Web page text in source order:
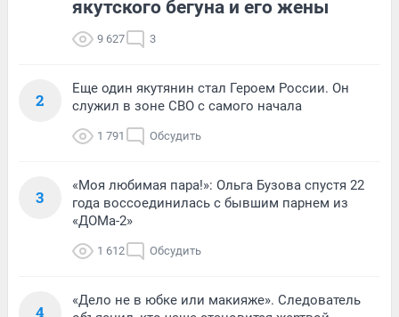
якутского бегуна и его жены
9 627 3
2
Еще один якутянин стал Героем России. Он
служил в зоне СВО с самого начала
1 791 Обсудить
3
«Моя любимая пара!»: Ольга Бузова спустя 22
года воссоединилась с бывшим парнем из
«ДОМа-2»
1 612 Обсудить
4
«Дело не в юбке или макияже». Следователь